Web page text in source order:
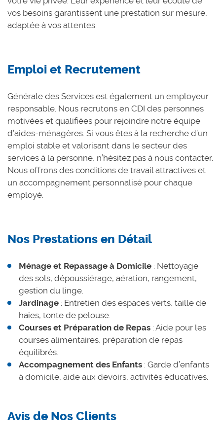
vos besoins garantissent une prestation sur mesure,
adaptée à vos attentes.
Emploi et Recrutement
Générale des Services est également un employeur
responsable. Nous recrutons en CDI des personnes
motivées et qualifiées pour rejoindre notre équipe
d’aides-ménagères. Si vous êtes à la recherche d’un
emploi stable et valorisant dans le secteur des
services à la personne, n’hésitez pas à nous contacter.
Nous offrons des conditions de travail attractives et
un accompagnement personnalisé pour chaque
employé.
Nos Prestations en Détail
Ménage et Repassage à Domicile : Nettoyage
des sols, dépoussiérage, aération, rangement,
gestion du linge.
Jardinage : Entretien des espaces verts, taille de
haies, tonte de pelouse.
Courses et Préparation de Repas : Aide pour les
courses alimentaires, préparation de repas
équilibrés.
Accompagnement des Enfants : Garde d’enfants
à domicile, aide aux devoirs, activités éducatives.
Avis de Nos Clients